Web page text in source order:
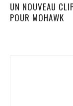
UN NOUVEAU
POUR MOHAWK